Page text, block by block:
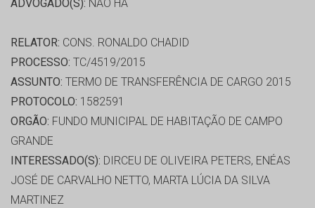
ADVOGADO(S): NÃO HÁ
RELATOR: CONS. RONALDO CHADID
PROCESSO: TC/4519/2015
ASSUNTO: TERMO DE TRANSFERÊNCIA DE CARGO 2015
PROTOCOLO: 1582591
ORGÃO: FUNDO MUNICIPAL DE HABITAÇÃO DE CAMPO
GRANDE
INTERESSADO(S): DIRCEU DE OLIVEIRA PETERS, ENÉAS
JOSÉ DE CARVALHO NETTO, MARTA LÚCIA DA SILVA
MARTINEZ